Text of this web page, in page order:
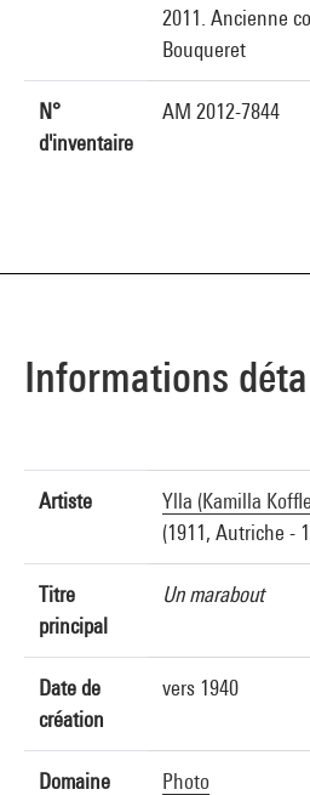
2011. Ancienne
Bouqueret
N°
d'inventaire
AM 2012-7844
Informations
Artiste
Ylla (Kamilla
(1911, Autriche -
Titre
principal
Un marabout
Date de
création
vers 1940
Domaine Photo